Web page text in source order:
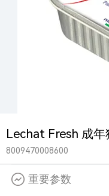
Lechat Fresh 成
8009470008600
重要参数